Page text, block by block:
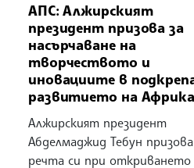
АПС: Алжирският
президент призова за
насърчаване на
творчеството и
иновациите в
развитието на Африка
Алжирският президент
Абделмаджид Тебун
речта си при откриването